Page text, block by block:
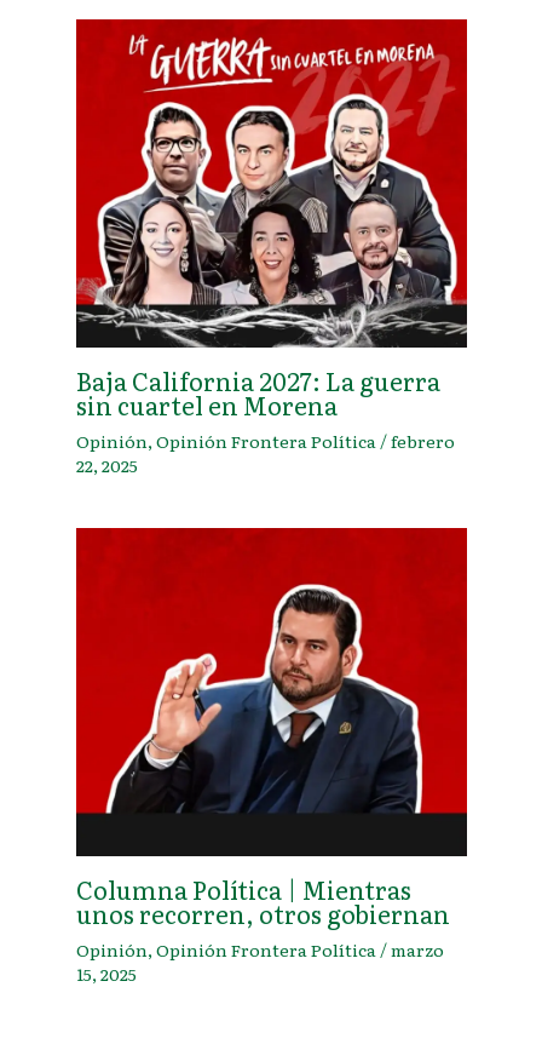
Baja California 2027: La guerra
sin cuartel en Morena
Opinión, Opinión Frontera Política /febrero
22, 2025
Columna Política | Mientras
unos recorren, otros gobiernan
Opinión, Opinión Frontera Política /marzo
15, 2025